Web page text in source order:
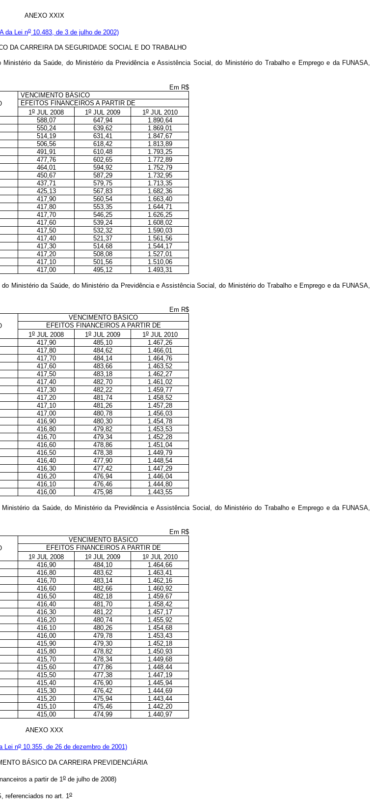
ANEXO XXIX
da Lei no 10.483, de 3 de julho de 2002)
DA CARREIRA DA SEGURIDADE SOCIAL E DO TRABALHO
da Saúde, do Ministério da Previdência e Assistência Social, do Ministério do Trabalho e Emprego e da FUNASA,
Em R$
VENCIMENTO BÁSICO
EFEITOS FINANCEIROS A PARTIR DE
1 o JUL 2008 1 o JUL 2009 1oJUL 2010
588,07 647,94
1.890,64
550,24 639,62
1.869,01
514,19 631,41 1.847,67
506,56 618,42
1.813,89
491,91 610,48
1.793,25
477,76 602,65
1.772,89
464,01 594,92
1.752,79
450,67 587,29
1.732,95
437,71 579,75 1.713,35
425,13 567,83
1.682,36
417,90 560,54
1.663,40
417,80 553,35
1.644,71
417,70 546,25
1.626,25
417,60 539,24
1.608,02
417,50 532,32 1.590,03
417,40 521,37
1.561,56
417,30 514,68
1.544,17
417,20 508,08
1.527,01
417,10 501,56
1.510,06
417,00 495,12 1.493,31
Ministério da Saúde, do Ministério da Previdência e Assistência Social, do Ministério do Trabalho e Emprego e da FUNASA,
Em R$
VENCIMENTO BÁSICO
EFEITOS FINANCEIROS A PARTIR DE
1o JUL 2008 1o JUL 2009 1oJUL 2010
417,90 485,10
1.467,26
417,80 484,62
1.466,01
417,70 484,14 1.464,76
417,60 483,66
1.463,52
417,50 483,18
1.462,27
417,40 482,70
1.461,02
417,30 482,22
1.459,77
417,20 481,74
1.458,52
417,10 481,26 1.457,28
417,00 480,78
1.456,03
416,90 480,30
1.454,78
416,80 479,82
1.453,53
416,70 479,34
1.452,28
416,60 478,86
1.451,04
416,50 478,38 1.449,79
416,40 477,90
1.448,54
416,30 477,42
1.447,29
416,20 476,94
1.446,04
416,10 476,46
1.444,80
416,00 475,98 1.443,55
da Saúde, do Ministério da Previdência e Assistência Social, do Ministério do Trabalho e Emprego e da FUNASA,
Em R$
VENCIMENTO BÁSICO
EFEITOS FINANCEIROS A PARTIR DE
1o JUL 2008 1o JUL 2009 1oJUL 2010
416,90 484,10
1.464,66
416,80 483,62
1.463,41
416,70 483,14 1.462,16
416,60 482,66
1.460,92
416,50 482,18
1.459,67
416,40 481,70
1.458,42
416,30 481,22
1.457,17
416,20 480,74
1.455,92
416,10 480,26 1.454,68
416,00 479,78
1.453,43
415,90 479,30
1.452,18
415,80 478,82
1.450,93
415,70 478,34
1.449,68
415,60 477,86
1.448,44
415,50 477,38 1.447,19
415,40 476,90
1.445,94
415,30 476,42
1.444,69
415,20 475,94
1.443,44
415,10 475,46
1.442,20
415,00 474,99 1.440,97
ANEXO XXX
Lei no10.355, de 26 de dezembro de 2001)
BÁSICO DA CARREIRA PREVIDENCIÁRIA
a partir de 1 o de julho de 2008)
referenciados no art. 1o